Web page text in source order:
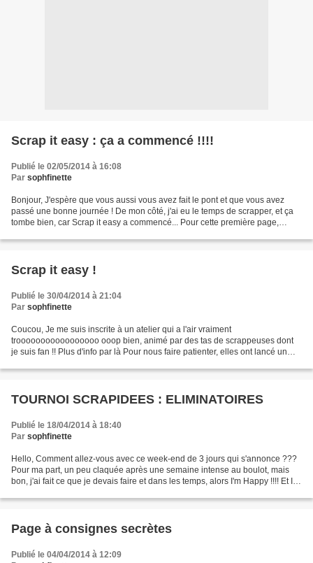
Scrap it easy : ça a commencé !!!!
Publié le 02/05/2014 à 16:08
Par sophfinette
Bonjour, J'espère que vous aussi vous avez fait le pont et que vous avez
passé une bonne journée ! De mon côté, j'ai eu le temps de scrapper, et ça
tombe bien, car Scrap it easy a commencé... Pour cette première page,
Scrap it easy !
Publié le 30/04/2014 à 21:04
Par sophfinette
Coucou, Je me suis inscrite à un atelier qui a l'air vraiment
trooooooooooooooooo ooop bien, animé par des tas de scrappeuses dont
je suis fan !! Plus d'info par là Pour nous faire patienter, elles ont lancé un
TOURNOI SCRAPIDEES : ELIMINATOIRES
Publié le 18/04/2014 à 18:40
Par sophfinette
Hello, Comment allez-vous avec ce week-end de 3 jours qui s'annonce ???
Pour ma part, un peu claquée après une semaine intense au boulot, mais
bon, j'ai fait ce que je devais faire et dans les temps, alors I'm Happy !!!! Et I'm
Page à consignes secrètes
Publié le 04/04/2014 à 12:09